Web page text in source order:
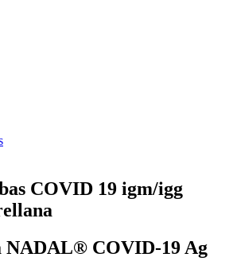
COVID 19 igm/igg
NADAL® COVID-19 Ag